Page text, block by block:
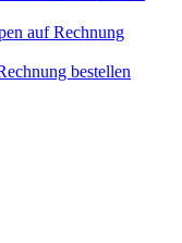
auf Rechnung
bestellen